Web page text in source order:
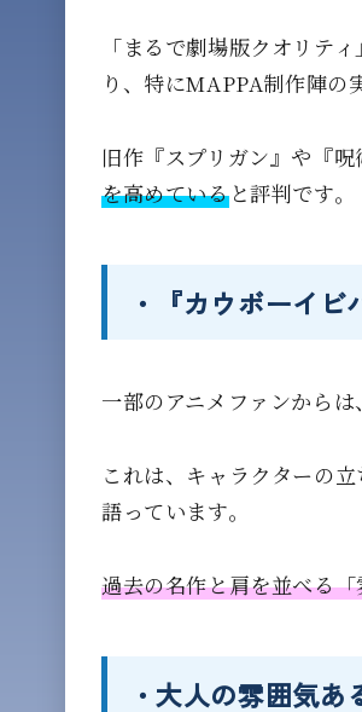
「まるで劇場版クオリテ
り、特にMAPPA制作陣の
旧作『スプリガン』や『
を高めていると評判です。
・『カウボーイ
一部のアニメファンからは、
これは、キャラクターの
語っています。
過去の名作と肩を並べる
・大人の雰囲気